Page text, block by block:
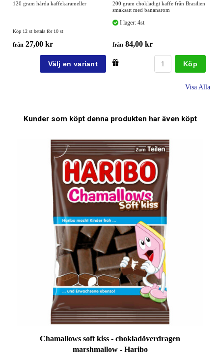
120 gram hårda kaffekarameller
Köp 12 st betala för 10 st
från 27,00 kr
200 gram chokladigt kaffe från Brasilien
smaksatt med bananarom
I lager: 4st
från 84,00 kr
Köp
Visa Alla
Kunder som köpt denna produkten har även köpt
Chamallows soft kiss - chokladöverdragen
marshmallow - Haribo